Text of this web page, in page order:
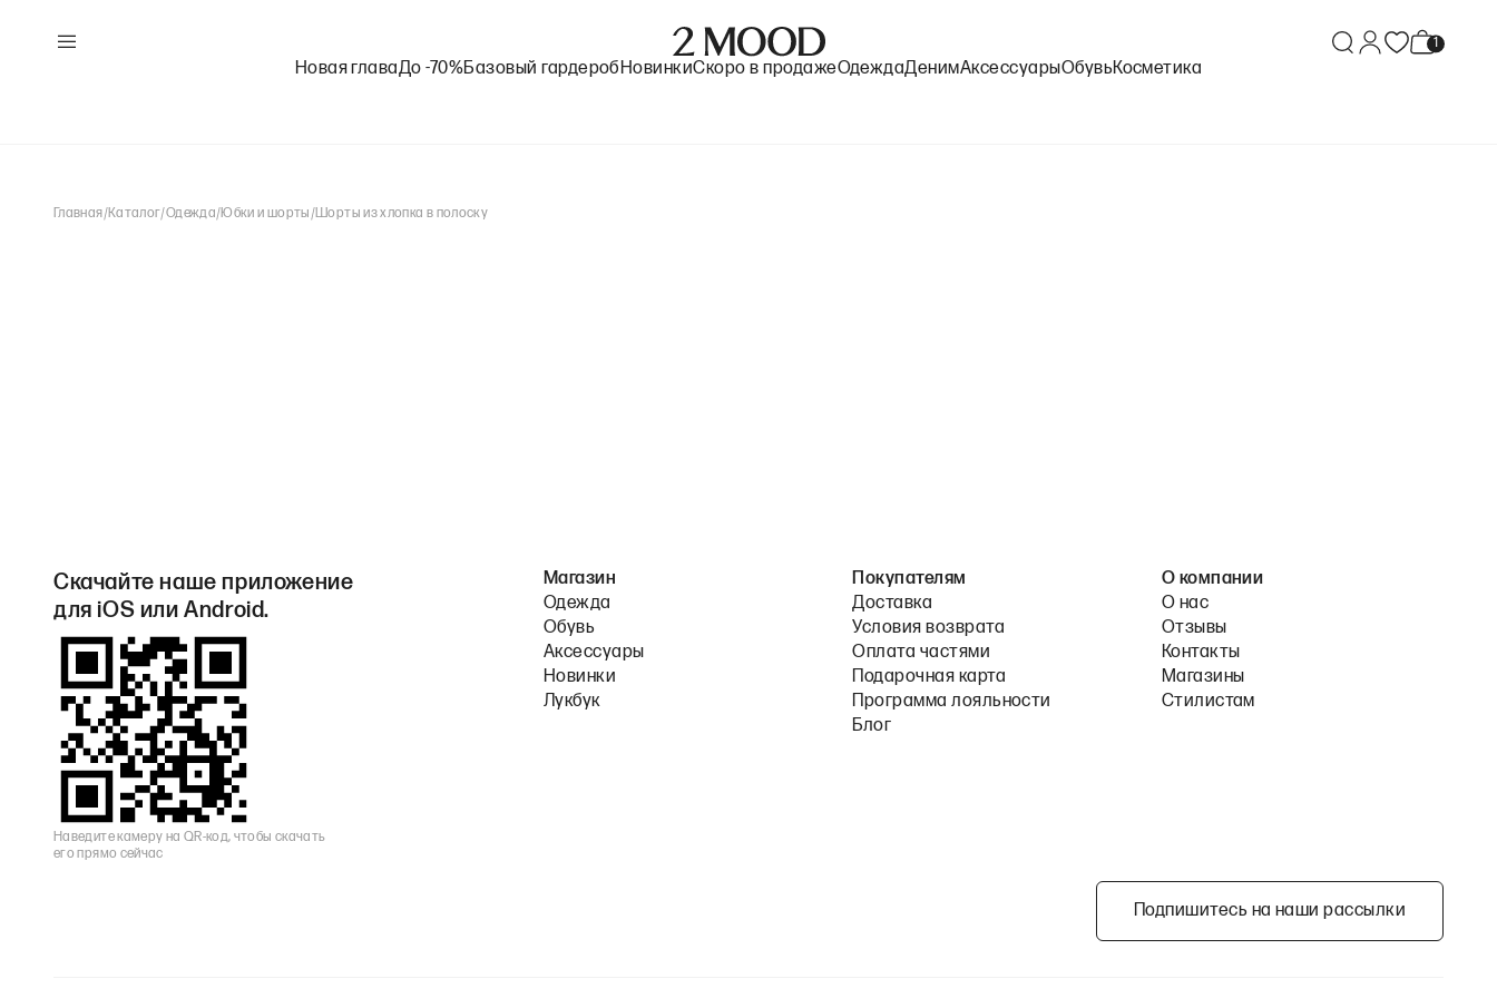
Новая главаДо -70%Базовый гардероб НовинкиСкоро в продажеОдеждаДенимАксессуарыОбувьКосметика
Главная/Каталог/Одежда/Юбки и шорты /Шорты из хлопка в полоску
Скачайте наше приложение
для iOS или Android.
Наведите камеру на QR-код, чтобы скачать
его прямо сейчас
Магазин
Одежда
Обувь
Аксессуары
Новинки
Лукбук
Покупателям
Доставка
Условия возврата
Оплата частями
Подарочная карта
Программа лояльности
Блог
О компании
О нас
Отзывы
Контакты
Магазины
Стилистам
Подпишитесь на наши рассылки